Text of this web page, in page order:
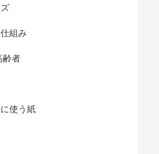
組み
齢者
使う紙